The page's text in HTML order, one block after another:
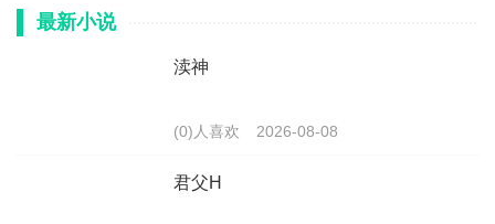
最新小说
渎神
(0)人喜欢 2026-08-08
君父H